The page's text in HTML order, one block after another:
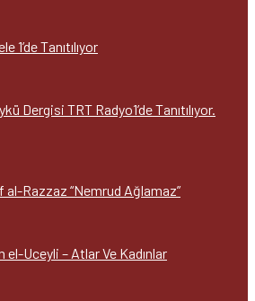
1’de Tanıtılıyor
Dergisi TRT Radyo1’de Tanıtılıyor.
al-Razzaz “Nemrud Ağlamaz”
el-Uceyli – Atlar Ve Kadınlar